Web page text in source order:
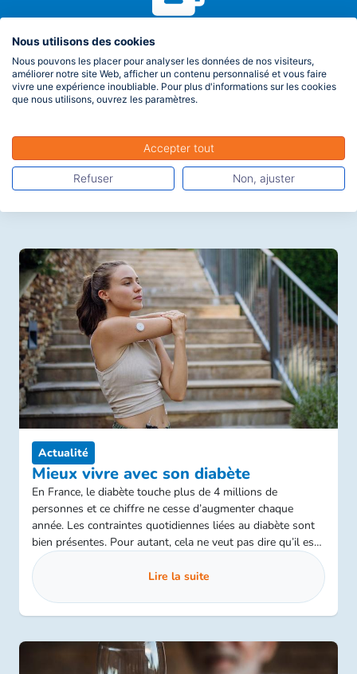
Fiche pratique
Tout savoir sur les complémentaires santé
Les termes « complémentaire santé » désignent les "assurances
santé" (synonyme) qui viennent compléter les prestations versées
de santé. Il s'agit donc d'un contrat d'assurance de personnes,
souscrit pour une durée de 12 mois et renouvelable par tacite
reconduction. Dans le langage courant, très souvent et à tort, une
complémentaire santé est appelé une mutuelle
Lire la suite
Actualité
Mieux vivre avec son diabète
En France, le diabète touche plus de 4 millions de
personnes et ce chiffre ne cesse d’augmenter chaque
année. Les contraintes quotidiennes liées au diabète sont
bien présentes. Pour autant, cela ne veut pas dire qu’il est
impossible de vivre sa vie pleinement ! Voici quelques
conseils afin de maintenir un équilibre de vie malgré la
maladie.
Lire la suite
Nous utilisons des cookies
Nous pouvons les placer pour analyser les données de nos visiteurs,
améliorer notre site Web, afficher un contenu personnalisé et vous faire
vivre une expérience inoubliable. Pour plus d'informations sur les cookies
que nous utilisons, ouvrez les paramètres.
Accepter tout
Refuser Non, ajuster